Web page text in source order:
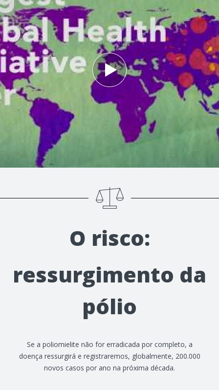
O risco:
ressurgimento da
pólio
Se a poliomielite não for erradicada por completo, a
doença ressurgirá e registraremos, globalmente, 200.000
novos casos por ano na próxima década.